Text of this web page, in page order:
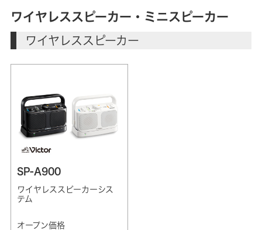
ワイヤレススピーカー・ミニスピーカー
ワイヤレススピーカー
SP-A900
ワイヤレススピーカーシス
テム
オープン価格